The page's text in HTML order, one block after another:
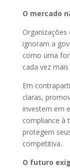
O mercado
ignoram a
como uma
cada vez
Em
claras,
investem em
compliance à
protegem
competitiva.
O futuro